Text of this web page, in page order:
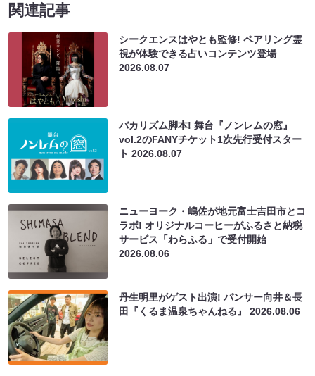
関連記事
シークエンスはやとも監修! ペアリング霊
視が体験できる占いコンテンツ登場
2026.08.07
バカリズム脚本! 舞台『ノンレムの窓』
vol.2のFANYチケット1次先行受付スター
ト2026.08.07
ニューヨーク・嶋佐が地元富士吉田市とコ
ラボ! オリジナルコーヒーがふるさと納税
サービス「わらふる」で受付開始
2026.08.06
丹生明里がゲスト出演! パンサー向井＆長
田『くるま温泉ちゃんねる』2026.08.06